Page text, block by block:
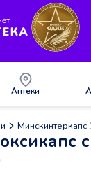
Аптеки
Минскинтеркапс